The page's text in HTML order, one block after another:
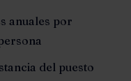
anuales por
del puesto